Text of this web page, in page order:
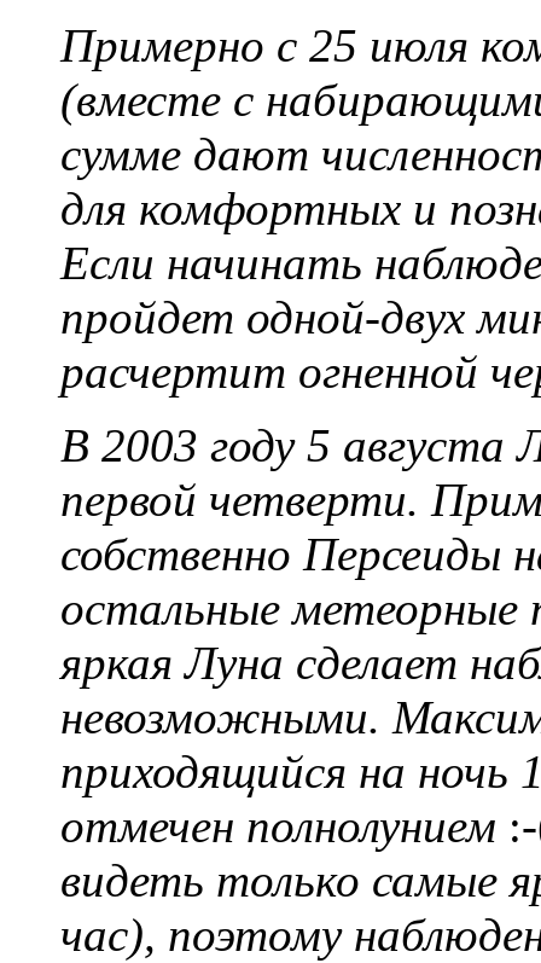
Примерно с 25 июля
(вместе с
сумме дают
для комфортных и
Если начинать
пройдет одной-двух
расчертит огненной
В 2003 году 5 августа
первой четверти.
собственно Персеиды
остальные метеорные
яркая Луна сделает
невозможными.
приходящийся на ночь
отмечен полнолунием
видеть только самые
час), поэтому